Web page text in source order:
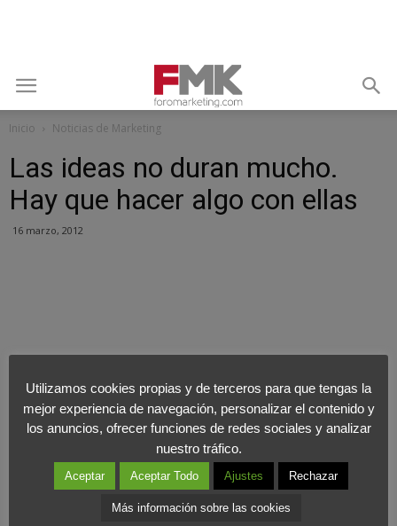
Inicio Noticias de Marketing
Las ideas no duran mucho.
Hay que hacer algo con ellas
16 marzo, 2012
Utilizamos cookies propias y de terceros para que tengas la
mejor experiencia de navegación, personalizar el contenido y
los anuncios, ofrecer funciones de redes sociales y analizar
nuestro tráfico.
Aceptar Aceptar Todo Ajustes Rechazar
Más información sobre las cookies